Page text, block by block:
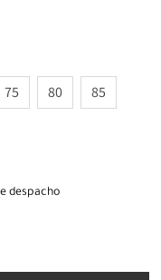
75 80 85
despacho